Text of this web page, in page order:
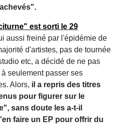
est sorti le 29
aussi freiné par l'épidémie de
d'artistes, pas de tournée
etc, a décidé de ne pas
seulement passer ses
Alors, il a repris des titres
pour figurer sur le
sans doute les a-t-il
faire un EP pour offrir du